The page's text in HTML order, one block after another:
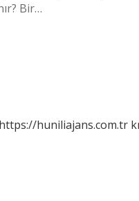
Bir…
https://huniliajans.com.tr